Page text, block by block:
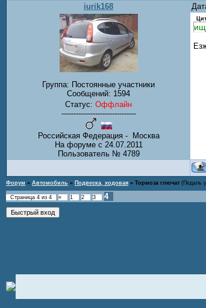
iurik168
Группа: Постоянные участники
Сообщений: 1594
Статус: Оффлайн
-------------------------------
Российская Федерация - Москва
На форуме с 24.07.2011
Пользователь № 4789
Форум » Автомобиль » Подвеска, ходовая » Тормоза глючат (Педаль
Страница 4 из 4 « 1 2 3
4